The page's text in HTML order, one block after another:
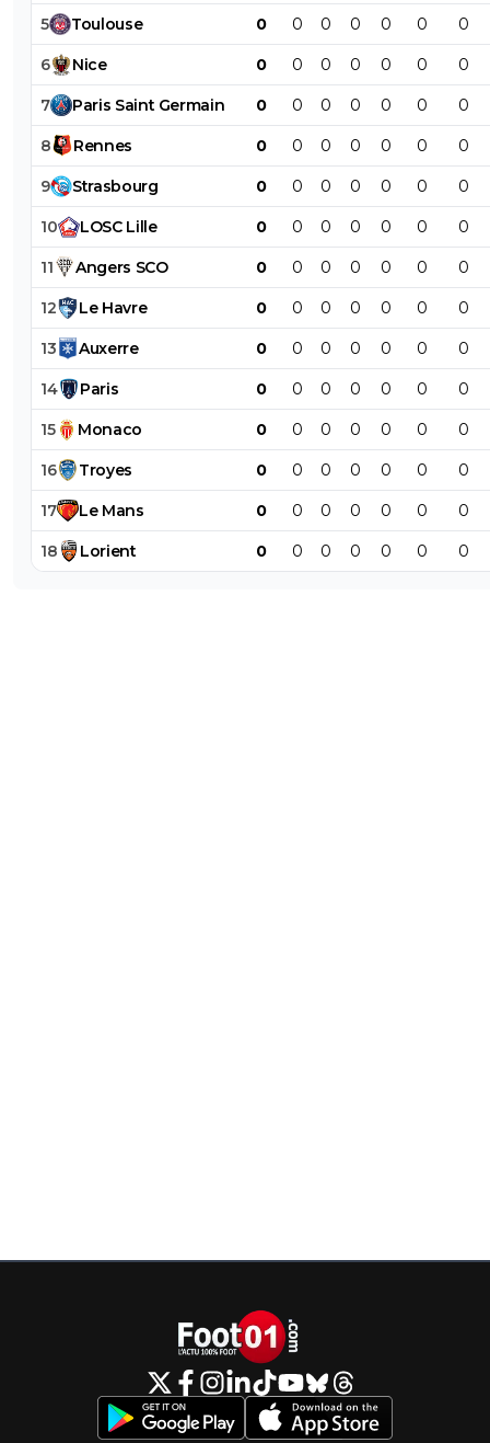
5 Toulouse 0 0 0 0 0 0 0
6 Nice 0 0 0 0 0 0 0
7 Paris Saint Germain 0 0 0 0 0 0 0
8 Rennes 0 0 0 0 0 0 0
9 Strasbourg 0 0 0 0 0 0 0
10 LOSC Lille 0 0 0 0 0 0 0
11 Angers SCO 0 0 0 0 0 0 0
12 Le Havre 0 0 0 0 0 0 0
13 Auxerre 0 0 0 0 0 0 0
14 Paris 0 0 0 0 0 0 0
15 Monaco 0 0 0 0 0 0 0
16 Troyes 0 0 0 0 0 0 0
17 Le Mans 0 0 0 0 0 0 0
18 Lorient 0 0 0 0 0 0 0